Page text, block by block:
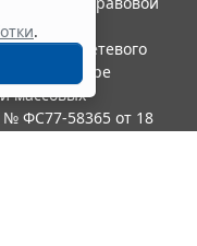
.
качестве сетевого
в сфере
массовых
№ ФС77-58365 от 18